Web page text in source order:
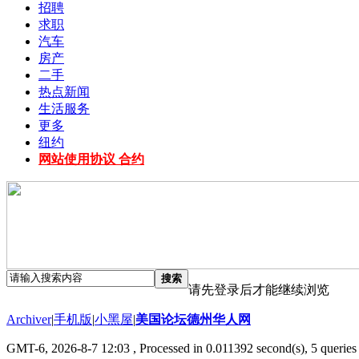
招聘
求职
汽车
房产
二手
热点新闻
生活服务
更多
纽约
网站使用协议 合约
搜索
请先登录后才能继续浏览
Archiver|手机版|小黑屋|美国论坛德州华人网
GMT-6, 2026-8-7 12:03 , Processed in 0.011392 second(s), 5 queries